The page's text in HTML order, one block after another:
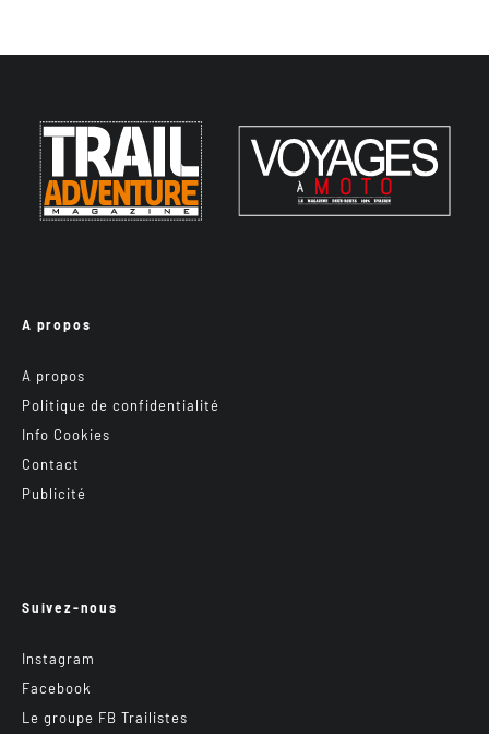
A propos
A propos
Politique de confidentialité
Info Cookies
Contact
Publicité
Suivez-nous
Instagram
Facebook
Le groupe FB Trailistes